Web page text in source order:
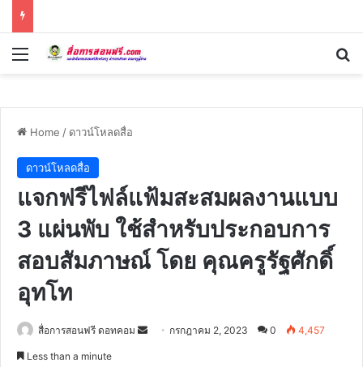
Menu
Home / ดาวน์โหลดสื่อ
ดาวน์โหลดสื่อ
แจกฟรีไฟล์แฟ้มสะสมผลงานแบบ
3 แผ่นพับ ใช้สำหรับประกอบการ
สอบสัมภาษณ์ โดย คุณครูรัฐศักดิ์
อุทโท
สื่อการสอนฟรี ดอทคอม
Send กรกฎาคม 2, 2023 0 4,457
Less than a minute